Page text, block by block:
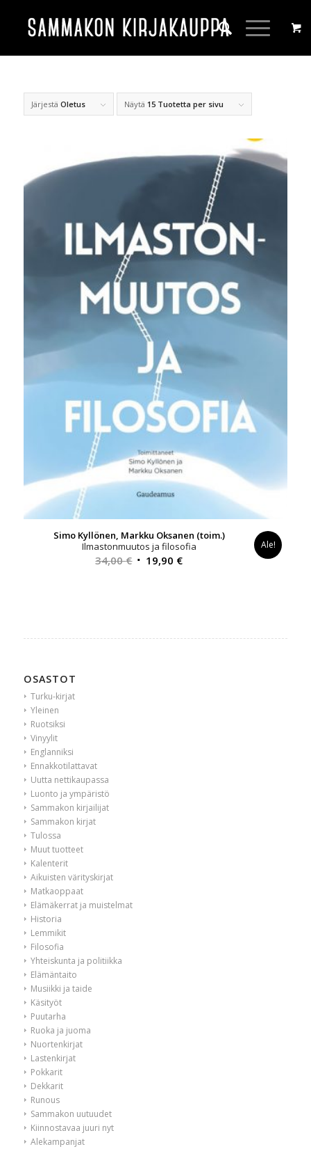
Järjestä Oletus Näytä 15 Tuotetta per sivu
Simo Kyllönen, Markku Oksanen (toim.)
Ilmastonmuutos ja filosofia
34,00€ Alkuperäinen
19,90 €Nykyinen
Ale!
OSASTOT
Turku-kirjat
Yleinen
Ruotsiksi
Vinyylit
Englanniksi
Ennakkotilattavat
Uutta nettikaupassa
Luonto ja ympäristö
Sammakon kirjailijat
Sammakon kirjat
Tulossa
Muut tuotteet
Kalenterit
Aikuisten värityskirjat
Matkaoppaat
Elämäkerrat ja muistelmat
Historia
Lemmikit
Filosofia
Yhteiskunta ja politiikka
Elämäntaito
Musiikki ja taide
Käsityöt
Puutarha
Ruoka ja juoma
Nuortenkirjat
Lastenkirjat
Pokkarit
Dekkarit
Runous
Sammakon uutuudet
Kiinnostavaa juuri nyt
Alekampanjat